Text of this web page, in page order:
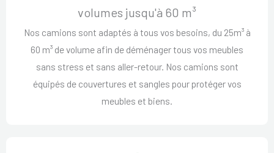
volumes jusqu'à 60 m³
Nos camions sont adaptés à tous vos besoins, du 25m³ à
60 m³ de volume afin de déménager tous vos meubles
sans stress et sans aller-retour. Nos camions sont
équipés de couvertures et sangles pour protéger vos
meubles et biens.